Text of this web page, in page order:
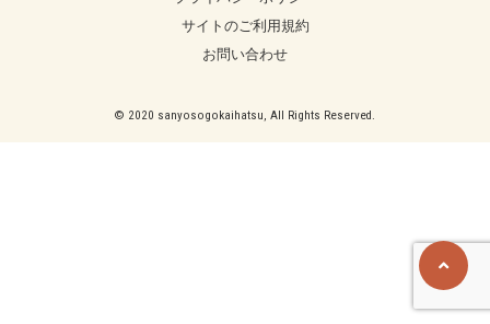
サイトのご利用規約
お問い合わせ
© 2020 sanyosogokaihatsu, All Rights Reserved.